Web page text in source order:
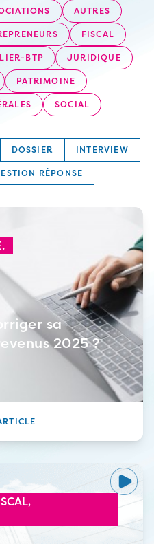
AUTRES
FISCAL
BTP
JURIDIQUE
PATRIMOINE
SOCIAL
DOSSIER
INTERVIEW
RÉPONSE
sa
2025 ?